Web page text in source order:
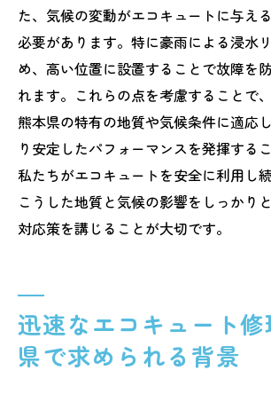
た、気候の変動がエコキュートに与え
必要があります。特に豪雨による浸水
め、高い位置に設置することで故障を
れます。これらの点を考慮することで
熊本県の特有の地質や気候条件に適応
り安定したパフォーマンスを発揮する
私たちがエコキュートを安全に利用し続
こうした地質と気候の影響をしっかり
対応策を講じることが大切です。
迅速なエコキュート
県で求められる背景